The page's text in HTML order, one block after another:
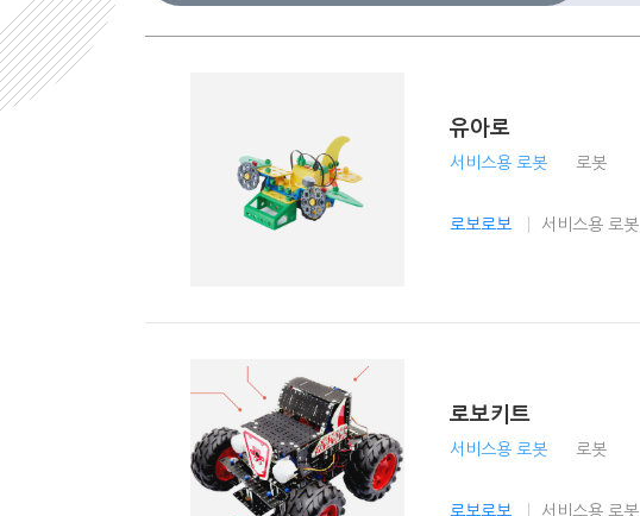
유아로
서비스용 로봇 로봇
로보로보 서비스용 로봇
로보키트
서비스용 로봇 로봇
로보로보 서비스용 로봇